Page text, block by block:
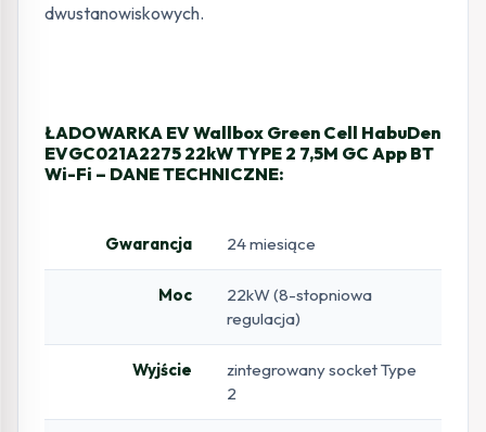
dwustanowiskowych.
ŁADOWARKA EV Wallbox Green Cell HabuDen
EVGC021A2275 22kW TYPE 2 7,5M GC App BT
Wi-Fi – DANE TECHNICZNE:
Gwarancja 24 miesiące
Moc
22kW (8-stopniowa
regulacja)
Wyjście
zintegrowany socket Type
2